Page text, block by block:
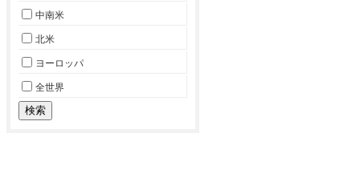
中南米
北米
ヨーロッパ
全世界